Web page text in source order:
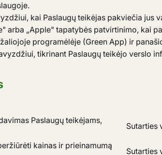
kai Paslaugų teikėjas pakviečia jus
arba „Apple" tapatybės patvirtinimo, kai
programėlėje (Green App) ir
tikrinant Paslaugų teikėjo verslo
Paslaugų teikėjams,
Sutarties
kainas ir prieinamumą
Sutarties